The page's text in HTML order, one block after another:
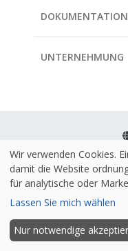
DOKUMENTATION
UNTERNEHMUNG
Wir verwenden Cookies.
damit die Website
für analytische oder
Lassen Sie mich wählen
Nur notwendige